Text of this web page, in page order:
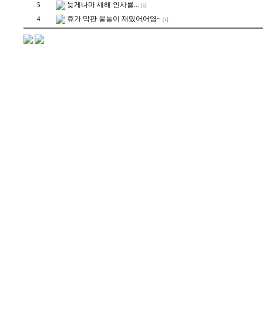
5 늦게나마 새해 인사를... [1]
4 휴가 막판 물놀이 재밌어어염~ [1]